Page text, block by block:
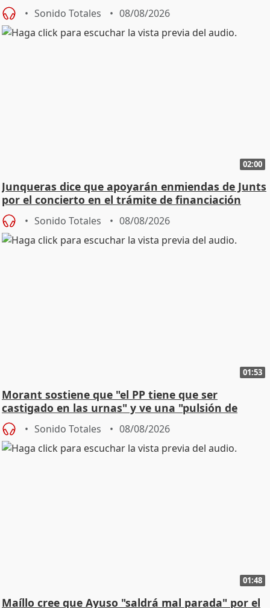
Sonido Totales 08/08/2026
02:00
Junqueras dice que apoyarán enmiendas de Junts
por el concierto en el trámite de financiación
Sonido Totales 08/08/2026
01:53
Morant sostiene que "el PP tiene que ser
castigado en las urnas" y ve una "pulsión de
cambio"
Sonido Totales 08/08/2026
01:48
Maíllo cree que Ayuso "saldrá mal parada" por el